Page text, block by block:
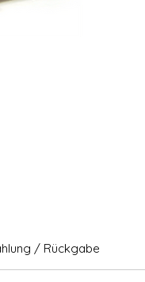
/ Rückgabe